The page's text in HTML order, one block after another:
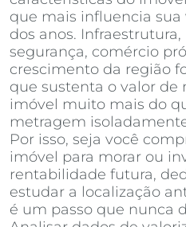
que mais influencia sua
dos anos.
segurança, comércio
crescimento da região
que sustenta o valor de
imóvel muito mais do
metragem
Por isso, seja você
imóvel para morar ou
rentabilidade futura,
estudar a localização
é um passo que nunca